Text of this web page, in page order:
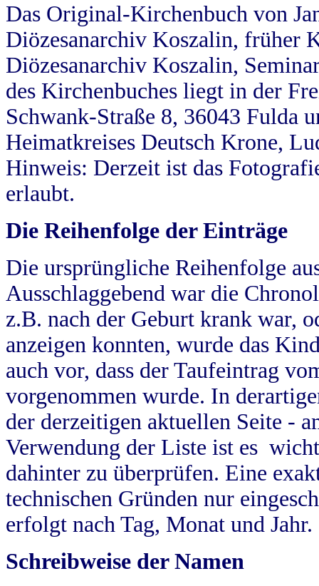
Das Original-Kirchenbuch von
Diözesanarchiv Koszalin, früher
Diözesanarchiv Koszalin,
des Kirchenbuches liegt in der
Schwank-Straße 8, 36043 Fulda
Heimatkreises Deutsch Krone,
Hinweis: Derzeit ist das
erlaubt.
Die Reihenfolge der Einträge
Die ursprüngliche Reihenfolge
Ausschlaggebend war die
z.B. nach der Geburt krank war,
anzeigen konnten, wurde das
auch vor, dass der Taufeintrag
vorgenommen wurde. In
der derzeitigen aktuellen Seite -
Verwendung der Liste ist es
dahinter zu überprüfen. Eine
technischen Gründen nur
erfolgt nach Tag, Monat und Jahr.
Schreibweise der Namen